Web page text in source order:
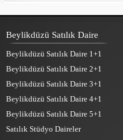
Beylikdüzü Satılık Daire
Beylikdüzü Satılık Daire 1+1
Beylikdüzü Satılık Daire 2+1
Beylikdüzü Satılık Daire 3+1
Beylikdüzü Satılık Daire 4+1
Beylikdüzü Satılık Daire 5+1
Satılık Stüdyo Daireler